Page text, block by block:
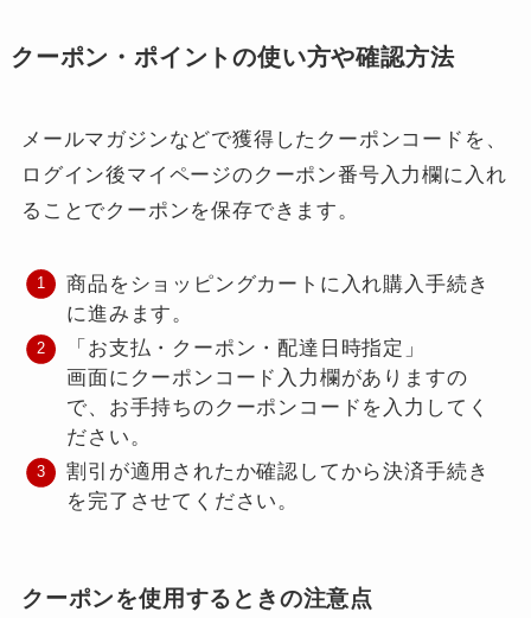
クーポン・ポイントの使い方や確認方法
メールマガジンなどで獲得したクーポンコードを、
ログイン後マイページのクーポン番号入力欄に入れ
ることでクーポンを保存できます。
商品をショッピングカートに入れ購入手続き
に進みます。
「お支払・クーポン・配達日時指定」
画面にクーポンコード入力欄がありますの
で、お手持ちのクーポンコードを入力してく
ださい。
割引が適用されたか確認してから決済手続き
を完了させてください。
クーポンを使用するときの注意点